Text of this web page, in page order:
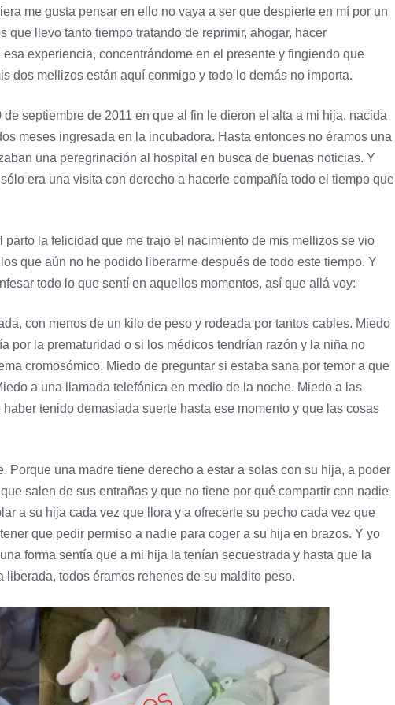
me gusta pensar en ello no vaya a ser que despierte en mí por un
llevo tanto tiempo tratando de reprimir, ahogar, hacer
experiencia, concentrándome en el presente y fingiendo que
dos mellizos están aquí conmigo y todo lo demás no importa.
septiembre de 2011 en que al fin le dieron el alta a mi hija, nacida
meses ingresada en la incubadora. Hasta entonces no éramos una
una peregrinación al hospital en busca de buenas noticias. Y
era una visita con derecho a hacerle compañía todo el tiempo que
la felicidad que me trajo el nacimiento de mis mellizos se vio
que aún no he podido liberarme después de todo este tiempo. Y
todo lo que sentí en aquellos momentos, así que allá voy:
con menos de un kilo de peso y rodeada por tantos cables. Miedo
por la prematuridad o si los médicos tendrían razón y la niña no
cromosómico. Miedo de preguntar si estaba sana por temor a que
a una llamada telefónica en medio de la noche. Miedo a las
tenido demasiada suerte hasta ese momento y que las cosas
Porque una madre tiene derecho a estar a solas con su hija, a poder
salen de sus entrañas y que no tiene por qué compartir con nadie
a su hija cada vez que llora y a ofrecerle su pecho cada vez que
que pedir permiso a nadie para coger a su hija en brazos. Y yo
forma sentía que a mi hija la tenían secuestrada y hasta que la
todos éramos rehenes de su maldito peso.